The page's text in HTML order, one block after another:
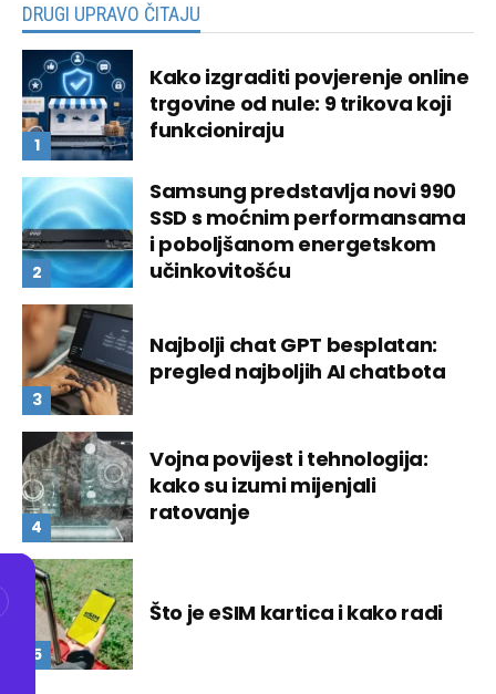
DRUGI UPRAVO ČITAJU
Kako izgraditi povjerenje online
trgovine od nule: 9 trikova koji
funkcioniraju
Samsung predstavlja novi 990
SSD s moćnim performansama
i poboljšanom energetskom
učinkovitošću
Najbolji chat GPT besplatan:
pregled najboljih AI chatbota
Vojna povijest i tehnologija:
kako su izumi mijenjali
ratovanje
Što je eSIM kartica i kako radi